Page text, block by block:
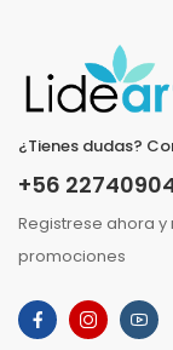
¿Tienes dudas?
+56
Registrese ahora
promociones